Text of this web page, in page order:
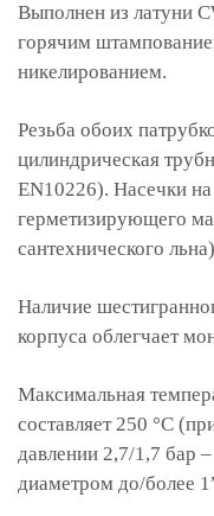
Выполнен из латуни
горячим
никелированием.
Резьба обоих
цилиндрическая
EN10226). Насечки
герметизирующего
сантехнического
Наличие
корпуса облегчает
Максимальная
составляет 250 °С
давлении 2,7/1,7 бар
диаметром до/более